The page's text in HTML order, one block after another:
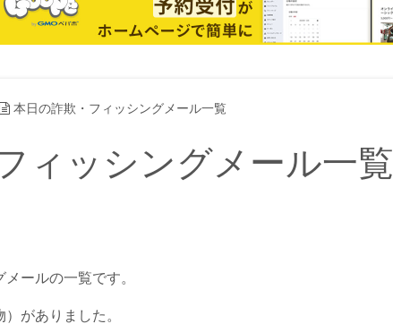
本日の詐欺・フィッシングメール一覧
ィッシングメール一覧
ールの一覧です。
がありました。